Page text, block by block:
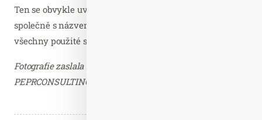
Ten se obvykle uvádí ve formátu EU, nebo mimo EU
společně s názvem země, ve které byly vyprodukovány
všechny použité suroviny.
Fotografie zaslala Kateřina Chalupová, PR Manager
PEPRCONSULTING – děkujeme.